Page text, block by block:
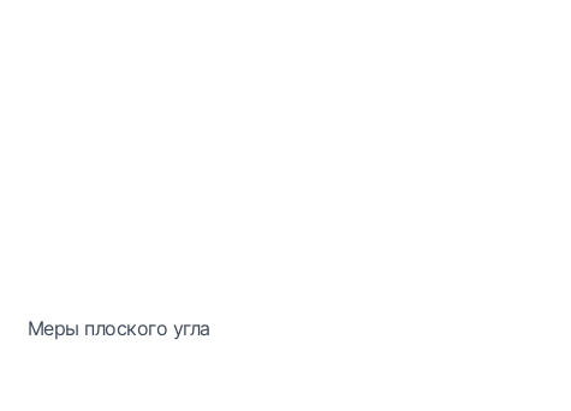
Меры плоского угла